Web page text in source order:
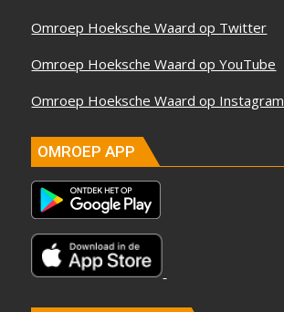
Omroep Hoeksche Waard op Twitter
Omroep Hoeksche Waard op YouTube
Omroep Hoeksche Waard op Instagram
OMROEP APP